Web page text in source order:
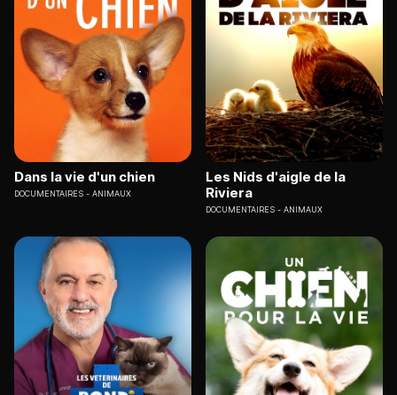
Dans la vie d'un chien
DOCUMENTAIRES ANIMAUX
Les Nids d'aigle de la
Riviera
DOCUMENTAIRES ANIMAUX